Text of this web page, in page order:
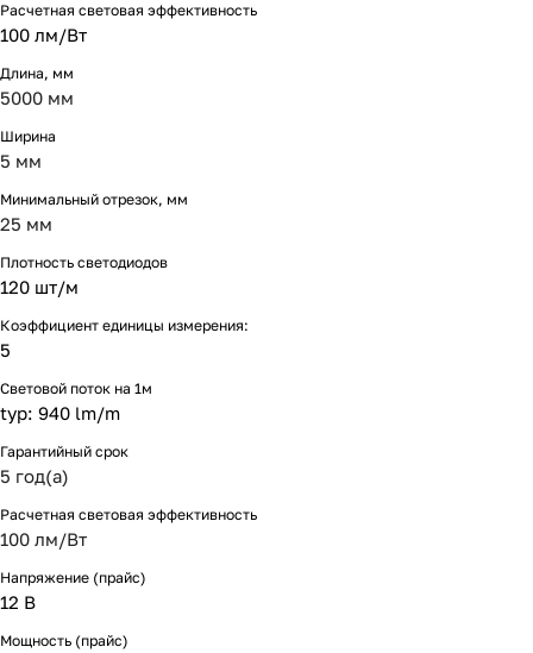
Расчетная световая эффективность
100 лм/Вт
Длина, мм
5000 мм
Ширина
5 мм
Минимальный отрезок, мм
25 мм
Плотность светодиодов
120 шт/м
Коэффициент единицы измерения:
5
Световой поток на 1м
typ: 940 lm/m
Гарантийный срок
5 год(а)
Расчетная световая эффективность
100 лм/Вт
Напряжение (прайс)
12 В
Мощность (прайс)